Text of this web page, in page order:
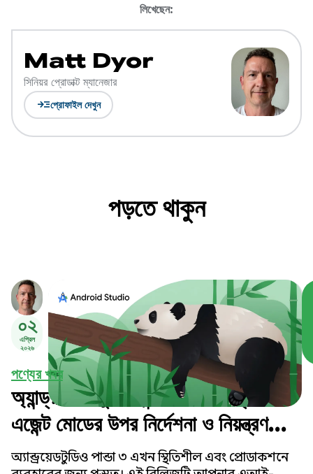
লিখেছেন:
Matt Dyor
সিনিয়র প্রোডাক্ট ম্যানেজার
read_moreপ্রোফাইল দেখুন
পড়তে থাকুন
০২
এপ্রিল
২০২৬
পণ্যের খবর
অ্যান্ড্রয়েড স্টুডিও পান্ডা ৩-এর মাধ্যমে
এজেন্ট মোডের উপর নির্দেশনা ও নিয়ন্ত্রণ
বৃদ্ধি করুন।
অ্যান্ড্রয়েড স্টুডিও পান্ডা ৩ এখন স্থিতিশীল এবং প্রোডাকশনে